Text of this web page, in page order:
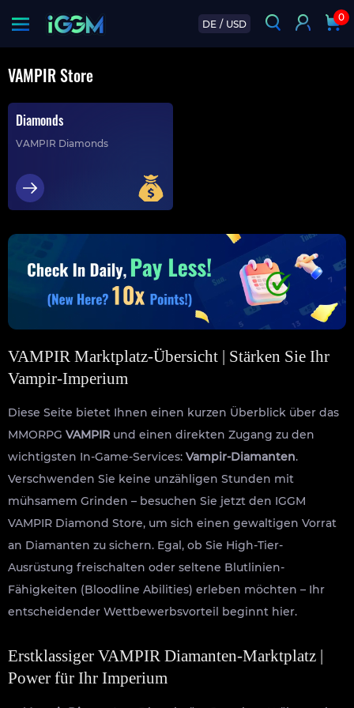
DE / USD
0
VAMPIR Store
Diamonds
VAMPIR Diamonds
VAMPIR Marktplatz-Übersicht | Stärken Sie Ihr
Vampir-Imperium
Diese Seite bietet Ihnen einen kurzen Überblick über das
MMORPG VAMPIR und einen direkten Zugang zu den
wichtigsten In-Game-Services: Vampir-Diamanten.
Verschwenden Sie keine unzähligen Stunden mit
mühsamem Grinden – besuchen Sie jetzt den IGGM
VAMPIR Diamond Store, um sich einen gewaltigen Vorrat
an Diamanten zu sichern. Egal, ob Sie High-Tier-
Ausrüstung freischalten oder seltene Blutlinien-
Fähigkeiten (Bloodline Abilities) erleben möchten – Ihr
entscheidender Wettbewerbsvorteil beginnt hier.
Erstklassiger VAMPIR Diamanten-Marktplatz |
Power für Ihr Imperium